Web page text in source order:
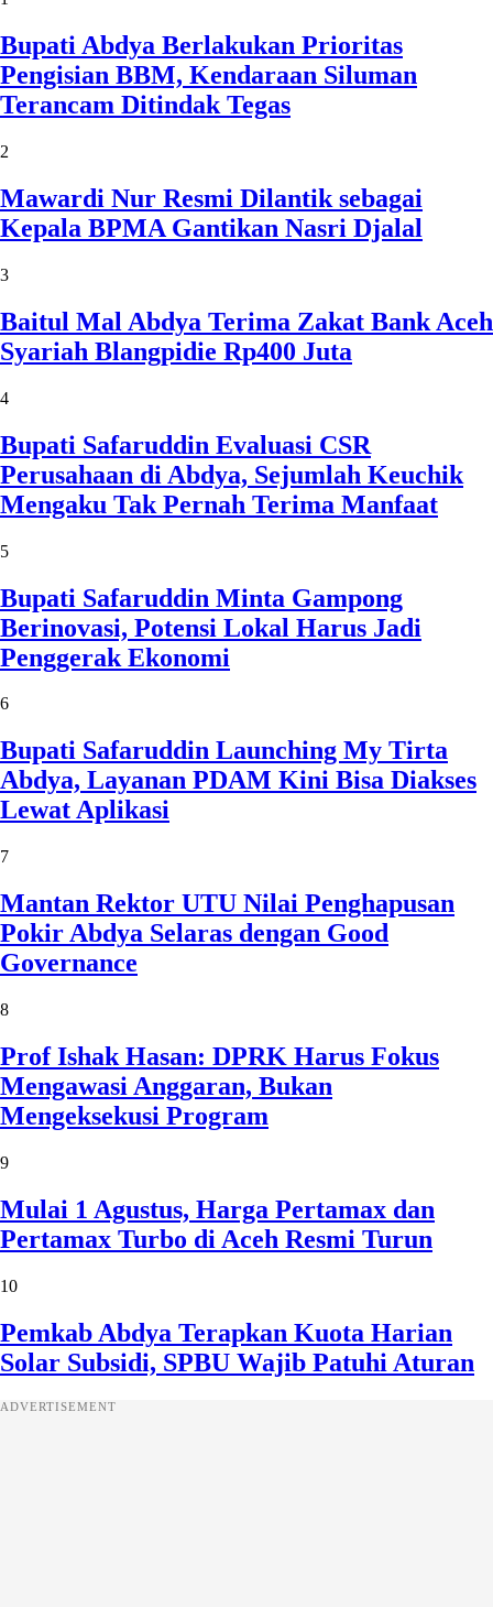
Bupati Abdya Berlakukan Prioritas
Pengisian BBM, Kendaraan Siluman
Terancam Ditindak Tegas
2
Mawardi Nur Resmi Dilantik sebagai
Kepala BPMA Gantikan Nasri Djalal
3
Baitul Mal Abdya Terima Zakat Bank Aceh
Syariah Blangpidie Rp400 Juta
4
Bupati Safaruddin Evaluasi CSR
Perusahaan di Abdya, Sejumlah Keuchik
Mengaku Tak Pernah Terima Manfaat
5
Bupati Safaruddin Minta Gampong
Berinovasi, Potensi Lokal Harus Jadi
Penggerak Ekonomi
6
Bupati Safaruddin Launching My Tirta
Abdya, Layanan PDAM Kini Bisa Diakses
Lewat Aplikasi
7
Mantan Rektor UTU Nilai Penghapusan
Pokir Abdya Selaras dengan Good
Governance
8
Prof Ishak Hasan: DPRK Harus Fokus
Mengawasi Anggaran, Bukan
Mengeksekusi Program
9
Mulai 1 Agustus, Harga Pertamax dan
Pertamax Turbo di Aceh Resmi Turun
10
Pemkab Abdya Terapkan Kuota Harian
Solar Subsidi, SPBU Wajib Patuhi Aturan
ADVERTISEMENT